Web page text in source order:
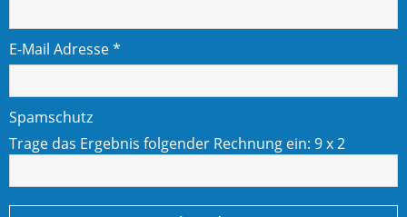
E-Mail Adresse*
Spamschutz
Trage das Ergebnis folgender Rechnung ein: 9 x 2